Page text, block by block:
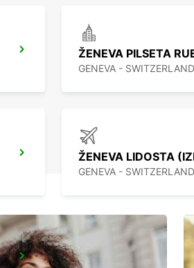
GENEVA - SWITZERLAND
ŽENEVA LIDOSTA
GENEVA - SWITZERLAND
NYON